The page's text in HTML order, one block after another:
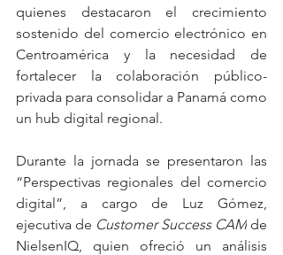
quienes destacaron el crecimiento
sostenido del comercio electrónico en
Centroamérica y la necesidad de
fortalecer la colaboración público-
privada para consolidar a Panamá como
un hub digital regional.
Durante la jornada se presentaron las
“Perspectivas regionales del comercio
digital”, a cargo de Luz Gómez,
ejecutiva de Customer Success CAM de
NielsenIQ, quien ofreció un análisis